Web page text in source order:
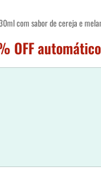
com sabor de cereja e
OFF